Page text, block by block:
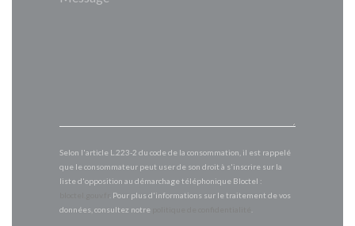
Selon l'article L.223-2 du code de la consommation, il est rappelé
que le consommateur peut user de son droit à s'inscrire sur la
liste d'opposition au démarchage téléphonique Bloctel :
. Pour plus d'informations sur le traitement de vos
données, consultez notre